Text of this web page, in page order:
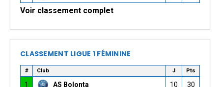
Voir classement complet
CLASSEMENT LIGUE 1 FÉMININE
# Club J Pts
1 AS Bolonta 10 30